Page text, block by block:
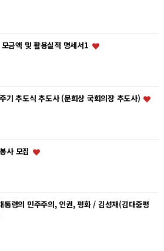
금액 및 활용실적 명세서1
기 추도식 추도사 (문희상 국회의장 추도사)
사 모집
통령의 민주주의, 인권, 평화 / 김성재(김대중평